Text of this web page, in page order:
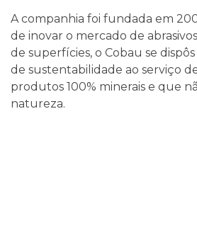
A companhia foi fundada em
de inovar o mercado de
de superfícies, o Cobau se
de sustentabilidade ao serviço
produtos 100% minerais e que
natureza.